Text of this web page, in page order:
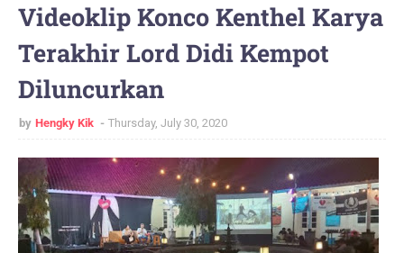
Videoklip Konco Kenthel Karya
Terakhir Lord Didi Kempot
Diluncurkan
by Hengky Kik Thursday, July 30, 2020